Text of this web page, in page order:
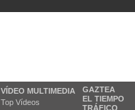
VÍDEO MULTIMEDIA
Top Vídeos
GAZTEA
EL TIEMPO
TRÁFICO